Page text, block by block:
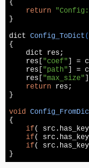
{
return
}
dict Config_ToDict
{
    dict res;
    res[
"coef"] =
    res[
"path"] =
    res[
"max_size"
return res;
}
void
{
if(
if(
if(